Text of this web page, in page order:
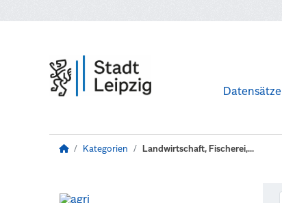
Datensätze
Kategorien Landwirtschaft, Fischerei,...